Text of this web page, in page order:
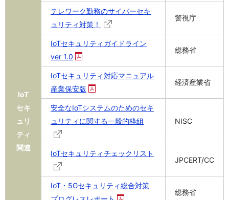
テレワーク勤務のサイバーセキ
ュリティ対策！
警視庁
IoT
セキ
ュリ
ティ
関連
IoTセキュリティガイドライン
ver 1.0
総務省
IoTセキュリティ対応マニュアル
産業保安版
経済産業省
安全なIoTシステムのためのセキ
ュリティに関する一般的枠組
NISC
IoTセキュリティチェックリスト
JPCERT/CC
IoT・5Gセキュリティ総合対策
総務省